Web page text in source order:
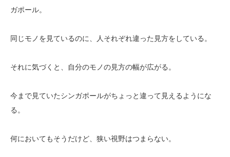
ガポール。
同じモノを見ているのに、人それぞれ違った見方をしている。
それに気づくと、自分のモノの見方の幅が広がる。
今まで見ていたシンガポールがちょっと違って見えるようにな
る。
何においてもそうだけど、狭い視野はつまらない。